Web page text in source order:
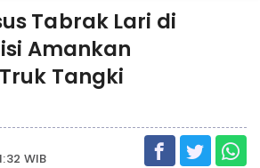
Tabrak Lari di
Amankan
Tangki
WIB